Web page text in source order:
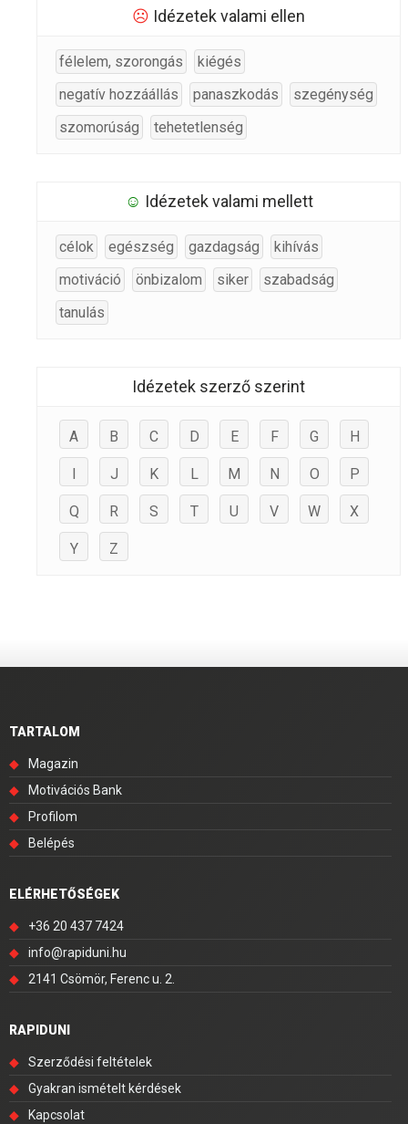
☹ Idézetek valami ellen
félelem, szorongás
kiégés
negatív hozzáállás
panaszkodás
szegénység
szomorúság
tehetetlenség
☺ Idézetek valami mellett
célok egészség gazdagság
kihívás
motiváció
önbizalom siker
szabadság
tanulás
Idézetek szerző szerint
A B C D E F G H
I J K L M N O P
Q R S T U V W X
Y Z
TARTALOM
◆
Magazin
◆
Motivációs Bank
◆
Profilom
◆
Belépés
ELÉRHETŐSÉGEK
◆
+36 20 437 7424
◆
info@rapiduni.hu
◆
2141 Csömör, Ferenc u. 2.
RAPIDUNI
◆
Szerződési feltételek
◆
Gyakran ismételt kérdések
◆
Kapcsolat